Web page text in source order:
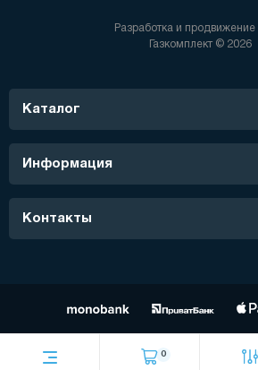
0
Разработка и продвижение
Газкомплект © 2026
Каталог
Информация
Контакты